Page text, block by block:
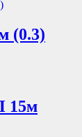
(0.3)
15м